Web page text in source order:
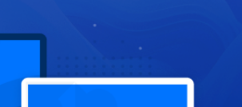
Ep. 32 11 jun. 2018